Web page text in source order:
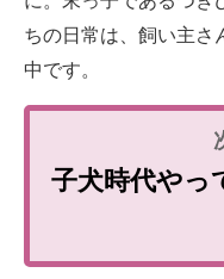
ちの日常は、飼い主さ
中です。
子犬時代やっ